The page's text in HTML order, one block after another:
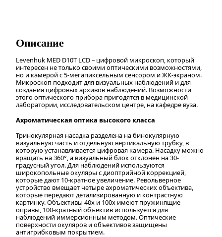
Описание
Levenhuk MED D10T LCD – цифровой микроскоп, который
интересен не только своими оптическими возможностями,
но и камерой с 5-мегапиксельным сенсором и ЖК-экраном.
Микроскоп подходит для визуальных наблюдений и для
создания цифровых архивов наблюдений. Возможности
этого оптического прибора пригодятся в медицинской
лаборатории, исследовательском центре, на кафедре вуза.
Ахроматическая оптика высокого класса
Тринокулярная насадка разделена на бинокулярную
визуальную часть и отдельную вертикальную трубку, в
которую устанавливается цифровая камера. Насадку можно
вращать на 360°, а визуальный блок отклонен на 30-
градусный угол. Для наблюдений используются
широкопольные окуляры с диоптрийной коррекцией,
которые дают 10-кратное увеличение. Револьверное
устройство вмещает четыре ахроматических объектива,
которые передают детализированную и контрастную
картинку. Объективы 40х и 100х имеют пружинящие
оправы, 100-кратный объектив используется для
наблюдений иммерсионным методом. Оптические
поверхности окуляров и объективов защищены
антигрибковым покрытием.